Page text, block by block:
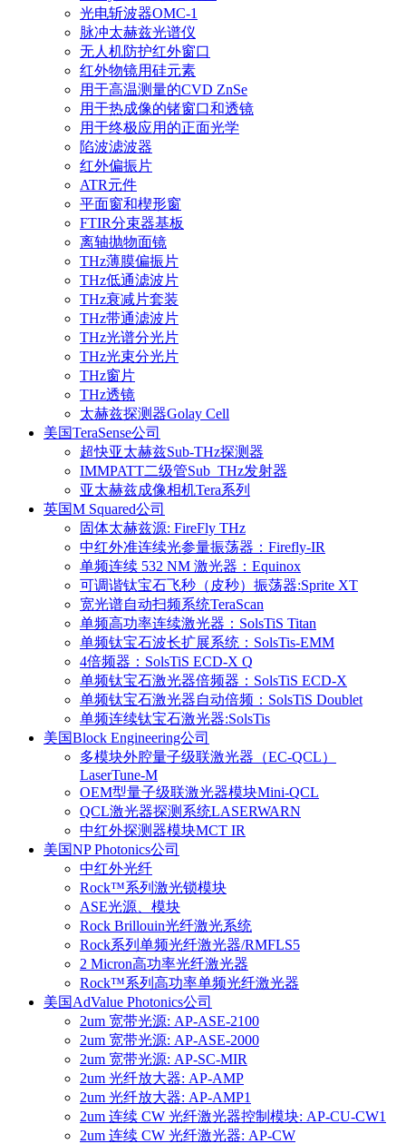
光电斩波器OMC-1
脉冲太赫兹光谱仪
无人机防护红外窗口
红外物镜用硅元素
用于高温测量的CVD ZnSe
用于热成像的锗窗口和透镜
用于终极应用的正面光学
陷波滤波器
红外偏振片
ATR元件
平面窗和楔形窗
FTIR分束器基板
离轴抛物面镜
THz薄膜偏振片
THz低通滤波片
THz衰减片套装
THz带通滤波片
THz光谱分光片
THz光束分光片
THz窗片
THz透镜
太赫兹探测器Golay Cell
美国TeraSense公司
超快亚太赫兹Sub-THz探测器
IMMPATT二级管Sub_THz发射器
亚太赫兹成像相机Tera系列
英国M Squared公司
固体太赫兹源: FireFly THz
中红外准连续光参量振荡器：Firefly-IR
单频连续 532 NM 激光器：Equinox
可调谐钛宝石飞秒（皮秒）振荡器:Sprite XT
宽光谱自动扫频系统TeraScan
单频高功率连续激光器：SolsTiS Titan
单频钛宝石波长扩展系统：SolsTis-EMM
4倍频器：SolsTiS ECD-X Q
单频钛宝石激光器倍频器：SolsTiS ECD-X
单频钛宝石激光器自动倍频：SolsTiS Doublet
单频连续钛宝石激光器:SolsTis
美国Block Engineering公司
多模块外腔量子级联激光器（EC-QCL）
LaserTune-M
OEM型量子级联激光器模块Mini-QCL
QCL激光器探测系统LASERWARN
中红外探测器模块MCT IR
美国NP Photonics公司
中红外光纤
Rock™系列激光锁模块
ASE光源、模块
Rock Brillouin光纤激光系统
Rock系列单频光纤激光器/RMFLS5
2 Micron高功率光纤激光器
Rock™系列高功率单频光纤激光器
美国AdValue Photonics公司
2um 宽带光源: AP-ASE-2100
2um 宽带光源: AP-ASE-2000
2um 宽带光源: AP-SC-MIR
2um 光纤放大器: AP-AMP
2um 光纤放大器: AP-AMP1
2um 连续 CW 光纤激光器控制模块: AP-CU-CW1
2um 连续 CW 光纤激光器: AP-CW